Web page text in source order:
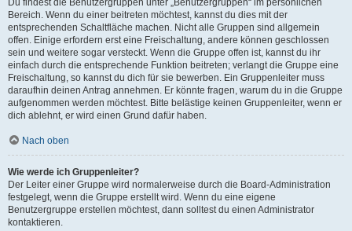
Du findest die Benutzergruppen unter „Benutzergruppen“ im persönlichen
Bereich. Wenn du einer beitreten möchtest, kannst du dies mit der
entsprechenden Schaltfläche machen. Nicht alle Gruppen sind allgemein
offen. Einige erfordern erst eine Freischaltung, andere können geschlossen
sein und weitere sogar versteckt. Wenn die Gruppe offen ist, kannst du ihr
einfach durch die entsprechende Funktion beitreten; verlangt die Gruppe eine
Freischaltung, so kannst du dich für sie bewerben. Ein Gruppenleiter muss
daraufhin deinen Antrag annehmen. Er könnte fragen, warum du in die Gruppe
aufgenommen werden möchtest. Bitte belästige keinen Gruppenleiter, wenn er
dich ablehnt, er wird einen Grund dafür haben.
Nach oben
Wie werde ich Gruppenleiter?
Der Leiter einer Gruppe wird normalerweise durch die Board-Administration
festgelegt, wenn die Gruppe erstellt wird. Wenn du eine eigene
Benutzergruppe erstellen möchtest, dann solltest du einen Administrator
kontaktieren.